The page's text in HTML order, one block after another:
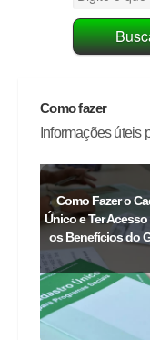
Como fazer
Informações úteis
Como Fazer o
Único e Ter
os Benefícios do